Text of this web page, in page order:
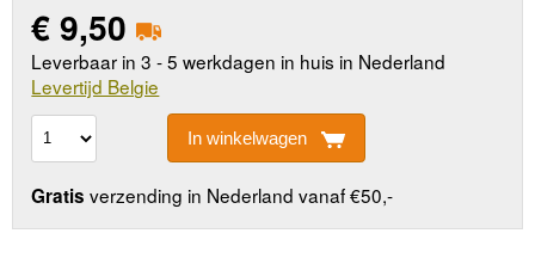
€9,50
Leverbaar in 3 - 5 werkdagen in huis in Nederland
Levertijd Belgie
In winkelwagen
Gratis verzending in Nederland vanaf €50,-